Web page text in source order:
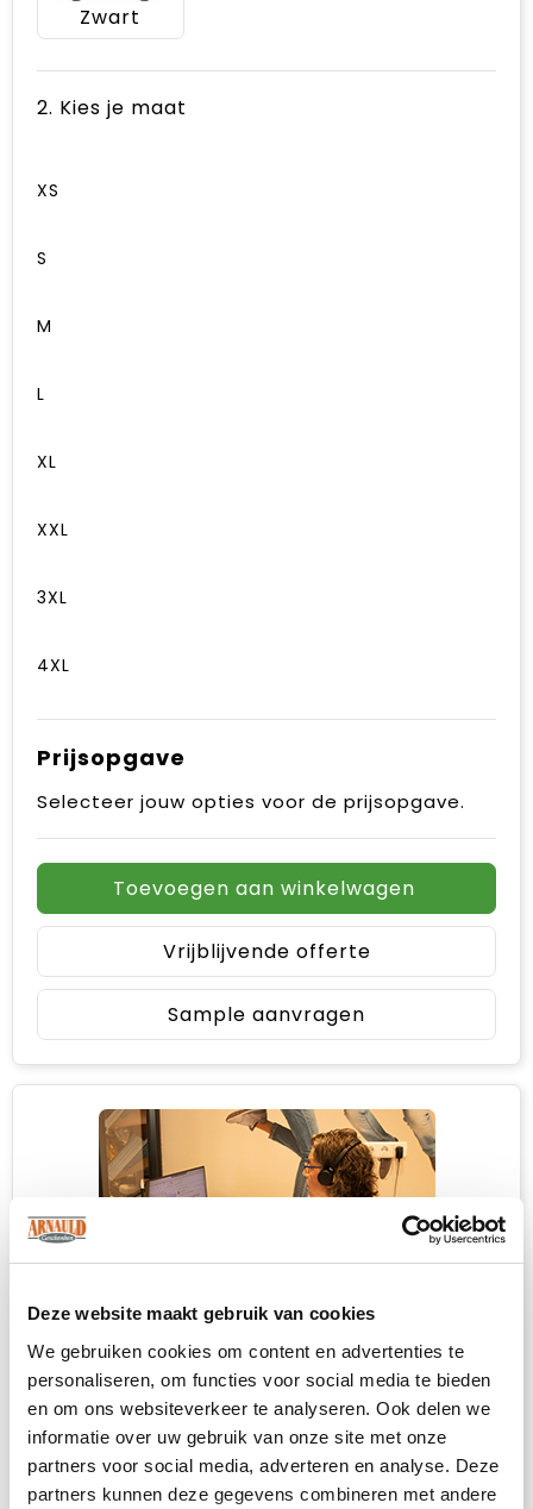
Deze website maakt gebruik van cookies
We gebruiken cookies om content en advertenties te
personaliseren, om functies voor social media te bieden
en om ons websiteverkeer te analyseren. Ook delen we
informatie over uw gebruik van onze site met onze
partners voor social media, adverteren en analyse. Deze
partners kunnen deze gegevens combineren met andere
Zwart
2. Kies je maat
XS
S
M
L
XL
XXL
3XL
4XL
Prijsopgave
Selecteer jouw opties voor de prijsopgave.
Toevoegen aan winkelwagen
Vrijblijvende offerte
Sample aanvragen
Heb je niet kunnen vinden wat je
zoekt?
Neem contact met ons opvoor een advies
op maat.